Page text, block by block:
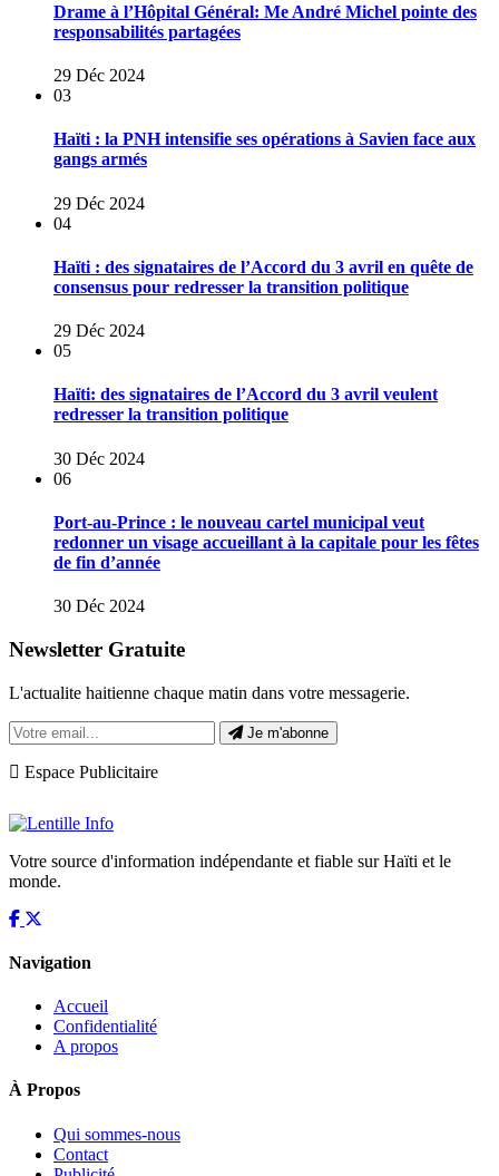
Drame à l’Hôpital Général: Me André Michel pointe des
responsabilités partagées
29 Déc 2024
03
Haïti : la PNH intensifie ses opérations à Savien face aux
gangs armés
29 Déc 2024
04
Haïti : des signataires de l’Accord du 3 avril en quête de
consensus pour redresser la transition politique
29 Déc 2024
05
Haïti: des signataires de l’Accord du 3 avril veulent
redresser la transition politique
30 Déc 2024
06
Port-au-Prince : le nouveau cartel municipal veut
redonner un visage accueillant à la capitale pour les fêtes
de fin d’année
30 Déc 2024
Newsletter Gratuite
L'actualite haitienne chaque matin dans votre messagerie.
Je m'abonne
Espace Publicitaire
Votre source d'information indépendante et fiable sur Haïti et le
monde.
Navigation
Accueil
Confidentialité
A propos
À Propos
Qui sommes-nous
Contact